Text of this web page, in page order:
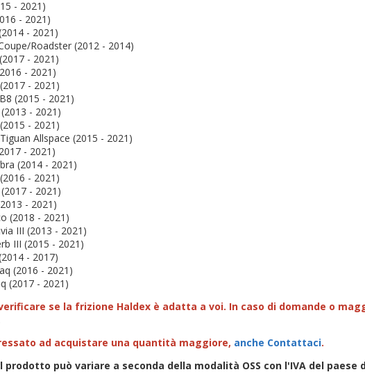
- 2021)
- 2021)
- 2021)
Roadster (2012 - 2014)
- 2021)
- 2021)
- 2021)
(2015 - 2021)
- 2021)
- 2021)
Allspace (2015 - 2021)
- 2021)
(2014 - 2021)
- 2021)
- 2021)
- 2021)
(2018 - 2021)
III (2013 - 2021)
III (2015 - 2021)
- 2017)
(2016 - 2021)
(2017 - 2021)
se la frizione Haldex è adatta a voi. In caso di domande o
ad acquistare una quantità maggiore, anche Contattaci.
prodotto può variare a seconda della modalità OSS con l'IVA del paese